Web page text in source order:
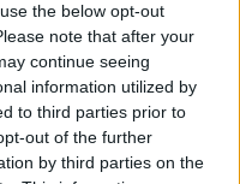
the below opt-out
note that after your
continue seeing
information utilized by
to third parties prior to
out of the further
by third parties on the